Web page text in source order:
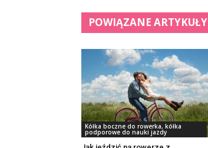
POWIĄZANE ARTYKUŁY
Kółka boczne do rowerka, kółka
podporowe do nauki jazdy